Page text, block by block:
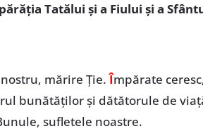
Tatălui și a Fiului și a
mărire Ție.Împărate
bunătăţilor şi dătătorule de
sufletele noastre.